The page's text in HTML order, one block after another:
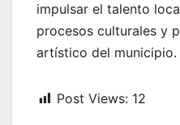
impulsar el talento
procesos culturales y
artístico del municipio.
Post Views: 12